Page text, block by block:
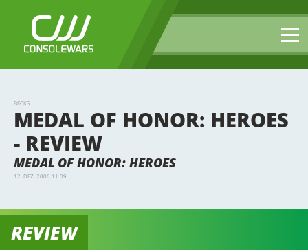
BECKS
MEDAL OF HONOR: HEROES
- REVIEW
MEDAL OF HONOR: HEROES
12. DEZ. 2006 11:09
REVIEW